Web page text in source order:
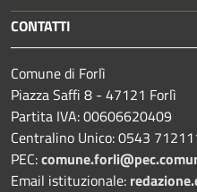
CONTATTI
Comune di Forlì
Piazza Saffi 8 - 47121 Forlì
Partita IVA: 00606620409
Centralino Unico: 0543
PEC:
Email istituzionale: